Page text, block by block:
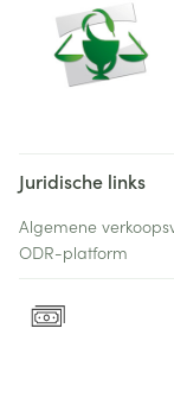
Juridische links
Algemene
ODR-platform